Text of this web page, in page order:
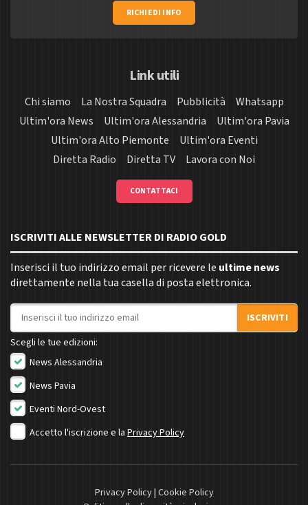
RICHIEDI INFO
Link utili
Chi siamo La Nostra Squadra Pubblicità
Whatsapp
Ultim'ora News
Ultim'ora Alessandria
Ultim'ora Pavia
Ultim'ora Alto Piemonte
Ultim'ora Eventi
Diretta Radio
Diretta TV Lavora con Noi
CONTATTACI
ISCRIVITI ALLE NEWSLETTER DI RADIO GOLD
Inserisci il tuo indirizzo email per ricevere le ultime news
direttamente nella tua casella di posta elettronica.
Indirizzo email
ISCRIVITI
Scegli le tue edizioni:
News Alessandria
News Pavia
Eventi Nord-Ovest
Accetto l'iscrizione e la Privacy Policy
Privacy Policy| Cookie Policy